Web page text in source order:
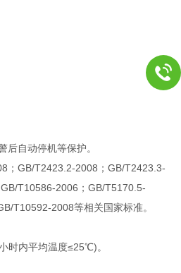
后自动停机等保护。
；GB/T2423.2-2008；GB/T2423.3-
T10586-2006；GB/T5170.5-
T10592-2008等相关国家标准。
时内平均温度≤25℃)。